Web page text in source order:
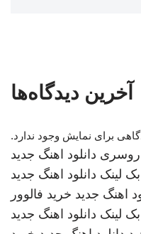
آخرین دیدگاه‌ها
برای نمایش وجود ندارد.
روسری دانلود اهنگ جدید
لینک دانلود اهنگ جدید
اهنگ جدید خرید فالوور
لینک دانلود اهنگ جدید